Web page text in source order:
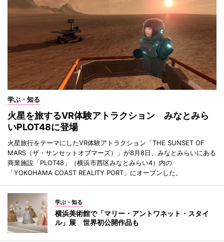
学ぶ・知る
火星を旅するVR体験アトラクション みなとみら
いPLOT48に登場
火星旅行をテーマにしたVR体験アトラクション「THE SUNSET OF
MARS（ザ・サンセットオブマーズ）」が8月8日、みなとみらいにある
商業施設「PLOT48」（横浜市西区みなとみらい4）内の
「YOKOHAMA COAST REALITY PORT」にオープンした。
学ぶ・知る
横浜美術館で「マリー・アントワネット・スタイ
ル」展 世界初公開作品も